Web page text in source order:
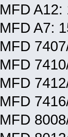
MFD A12:
MFD A7:
MFD
MFD
MFD
MFD
MFD